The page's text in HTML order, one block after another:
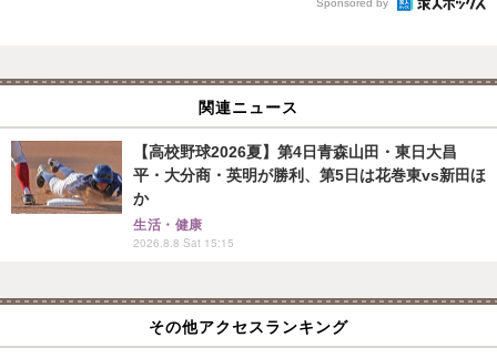
Sponsored by
関連ニュース
【高校野球2026夏】第4日青森山田・東日大昌
平・大分商・英明が勝利、第5日は花巻東vs新田ほ
か
生活・健康
2026.8.8 Sat 15:15
その他アクセスランキング